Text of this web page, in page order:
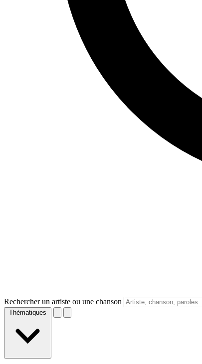
Rechercher un artiste ou une chanson
Thématiques